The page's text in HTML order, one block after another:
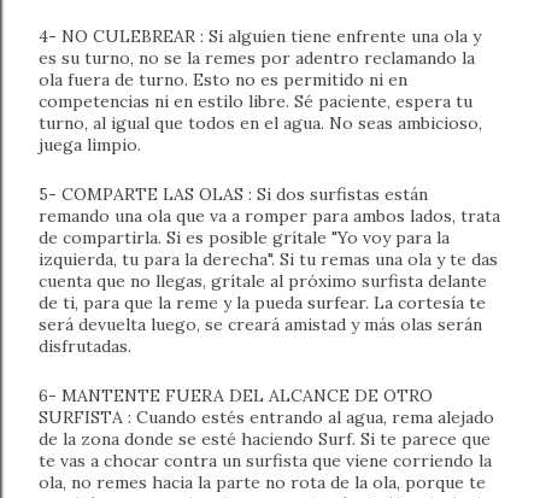
4- NO CULEBREAR : Si alguien tiene enfrente una ola y
es su turno, no se la remes por adentro reclamando la
ola fuera de turno. Esto no es permitido ni en
competencias ni en estilo libre. Sé paciente, espera tu
turno, al igual que todos en el agua. No seas ambicioso,
juega limpio.
5- COMPARTE LAS OLAS : Si dos surfistas están
remando una ola que va a romper para ambos lados, trata
de compartirla. Si es posible grítale "Yo voy para la
izquierda, tu para la derecha". Si tu remas una ola y te das
cuenta que no llegas, grítale al próximo surfista delante
de ti, para que la reme y la pueda surfear. La cortesía te
será devuelta luego, se creará amistad y más olas serán
disfrutadas.
6- MANTENTE FUERA DEL ALCANCE DE OTRO
SURFISTA : Cuando estés entrando al agua, rema alejado
de la zona donde se esté haciendo Surf. Si te parece que
te vas a chocar contra un surfista que viene corriendo la
ola, no remes hacia la parte no rota de la ola, porque te